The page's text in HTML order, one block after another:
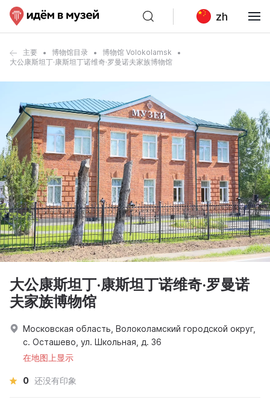
zh
主要 博物馆目录
博物馆 Volokolamsk
大公康斯坦丁·康斯坦丁诺维奇·罗曼诺夫家族博物馆
大公康斯坦丁·康斯坦丁诺维奇·罗曼诺
夫家族博物馆
Московская область, Волоколамский городской округ,
с. Осташево, ул. Школьная, д. 36
在地图上显示
0 还没有印象